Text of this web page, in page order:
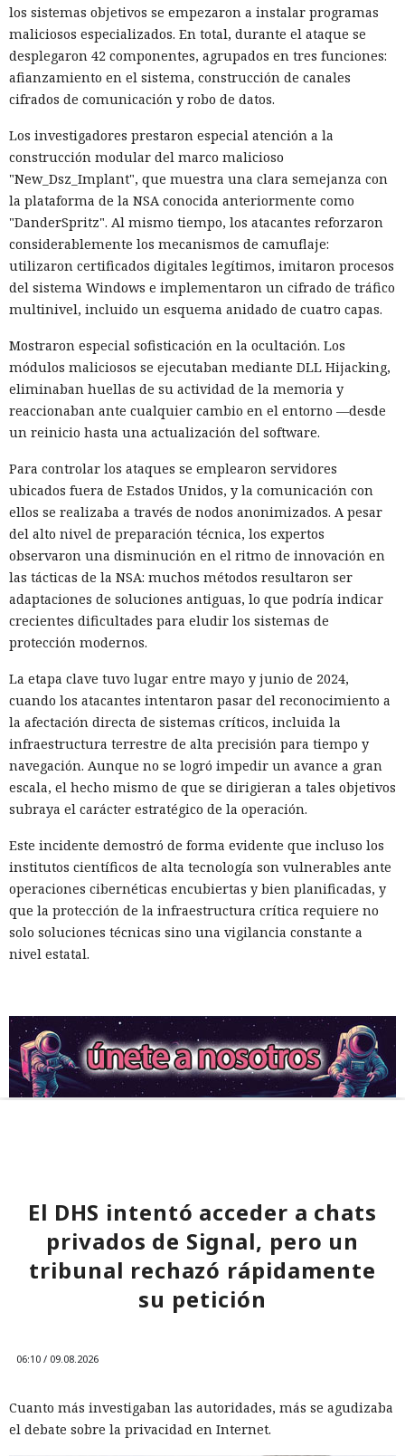
los sistemas objetivos se empezaron a instalar programas
maliciosos especializados. En total, durante el ataque se
desplegaron 42 componentes, agrupados en tres funciones:
afianzamiento en el sistema, construcción de canales
cifrados de comunicación y robo de datos.
Los investigadores prestaron especial atención a la
construcción modular del marco malicioso
"New_Dsz_Implant", que muestra una clara semejanza con
la plataforma de la NSA conocida anteriormente como
"DanderSpritz". Al mismo tiempo, los atacantes reforzaron
considerablemente los mecanismos de camuflaje:
utilizaron certificados digitales legítimos, imitaron procesos
del sistema Windows e implementaron un cifrado de tráfico
multinivel, incluido un esquema anidado de cuatro capas.
Mostraron especial sofisticación en la ocultación. Los
módulos maliciosos se ejecutaban mediante DLL Hijacking,
eliminaban huellas de su actividad de la memoria y
reaccionaban ante cualquier cambio en el entorno —desde
un reinicio hasta una actualización del software.
Para controlar los ataques se emplearon servidores
ubicados fuera de Estados Unidos, y la comunicación con
ellos se realizaba a través de nodos anonimizados. A pesar
del alto nivel de preparación técnica, los expertos
observaron una disminución en el ritmo de innovación en
las tácticas de la NSA: muchos métodos resultaron ser
adaptaciones de soluciones antiguas, lo que podría indicar
crecientes dificultades para eludir los sistemas de
protección modernos.
La etapa clave tuvo lugar entre mayo y junio de 2024,
cuando los atacantes intentaron pasar del reconocimiento a
la afectación directa de sistemas críticos, incluida la
infraestructura terrestre de alta precisión para tiempo y
navegación. Aunque no se logró impedir un avance a gran
escala, el hecho mismo de que se dirigieran a tales objetivos
subraya el carácter estratégico de la operación.
Este incidente demostró de forma evidente que incluso los
institutos científicos de alta tecnología son vulnerables ante
operaciones cibernéticas encubiertas y bien planificadas, y
que la protección de la infraestructura crítica requiere no
solo soluciones técnicas sino una vigilancia constante a
nivel estatal.
El DHS intentó acceder a chats
privados de Signal, pero un
tribunal rechazó rápidamente
su petición
06:10 / 09.08.2026
Cuanto más investigaban las autoridades, más se agudizaba
el debate sobre la privacidad en Internet.